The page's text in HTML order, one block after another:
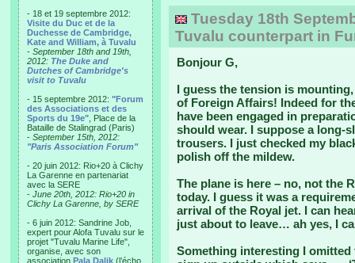
- 18 et 19 septembre 2012:
Visite du Duc et de la
Duchesse de Cambridge,
Kate and William, à Tuvalu
- September 18th and 19th,
2012: The Duke and
Dutches of Cambridge's
visit to Tuvalu
- 15 septembre 2012: "Forum
des Associations et des
Sports du 19e" , Place de la
Bataille de Stalingrad (Paris)
- September 15th, 2012:
"Paris Association Forum"
- 20 juin 2012: Rio+20 à Clichy
La Garenne en partenariat
avec la SERE
- June 20th, 2012: Rio+20 in
Clichy La Garenne, by SERE
- 6 juin 2012: Sandrine Job,
expert pour Alofa Tuvalu sur le
projet "Tuvalu Marine Life",
organise, avec son
association Pala Dalik (l’écho
Tuesday 18th
Tuvalu counterpart in
Bonjour G,
I guess the tension is
of Foreign Affairs! Indeed for
have been engaged in
should wear. I suppose a long-
trousers. I just checked my
polish off the mildew.
The plane is here – no, not the
today. I guess it was a
arrival of the Royal jet. I can
just about to leave… ah yes, I
Something interesting I omitted